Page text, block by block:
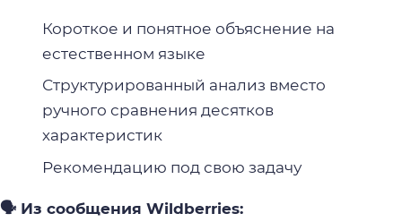
Короткое и понятное объяснение на
естественном языке
Структурированный анализ вместо
ручного сравнения десятков
характеристик
Рекомендацию под свою задачу
🗣️ Из сообщения Wildberries: